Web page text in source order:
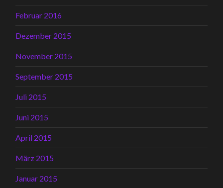
Februar 2016
Dezember 2015
November 2015
September 2015
Juli 2015
Juni 2015
April 2015
März 2015
Januar 2015